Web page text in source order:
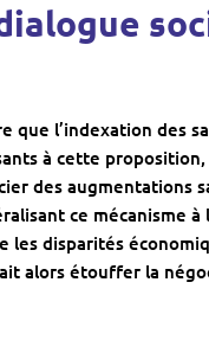
que l’indexation des
à cette
des augmentations
ce mécanisme
les disparités
alors étouffer la